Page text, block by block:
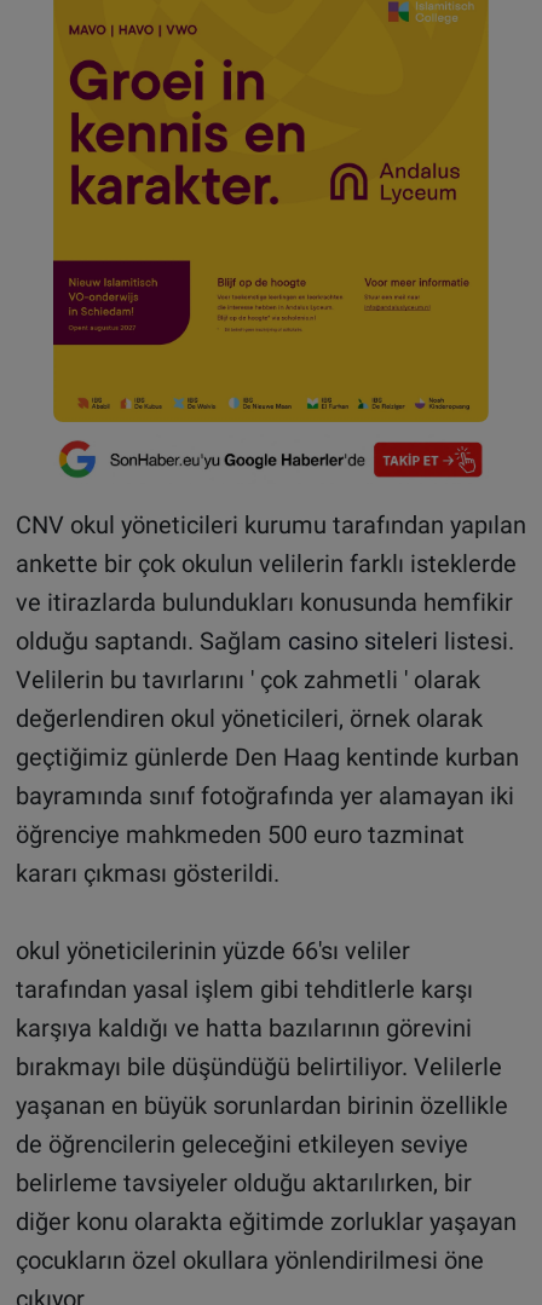
CNV okul yöneticileri kurumu tarafından yapılan
ankette bir çok okulun velilerin farklı isteklerde
ve itirazlarda bulundukları konusunda hemfikir
olduğu saptandı. Sağlam casino siteleri listesi.
Velilerin bu tavırlarını ' çok zahmetli ' olarak
değerlendiren okul yöneticileri, örnek olarak
geçtiğimiz günlerde Den Haag kentinde kurban
bayramında sınıf fotoğrafında yer alamayan iki
öğrenciye mahkmeden 500 euro tazminat
kararı çıkması gösterildi.
okul yöneticilerinin yüzde 66'sı veliler
tarafından yasal işlem gibi tehditlerle karşı
karşıya kaldığı ve hatta bazılarının görevini
bırakmayı bile düşündüğü belirtiliyor. Velilerle
yaşanan en büyük sorunlardan birinin özellikle
de öğrencilerin geleceğini etkileyen seviye
belirleme tavsiyeler olduğu aktarılırken, bir
diğer konu olarakta eğitimde zorluklar yaşayan
çocukların özel okullara yönlendirilmesi öne
çıkıyor.